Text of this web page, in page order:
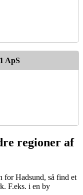
ApS
regioner af
for Hadsund, så find et
F.eks. i en by